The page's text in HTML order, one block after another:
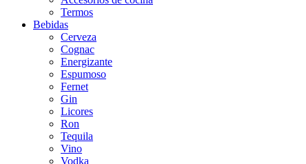
Termos
Bebidas
Cerveza
Cognac
Energizante
Espumoso
Fernet
Gin
Licores
Ron
Tequila
Vino
Vodka